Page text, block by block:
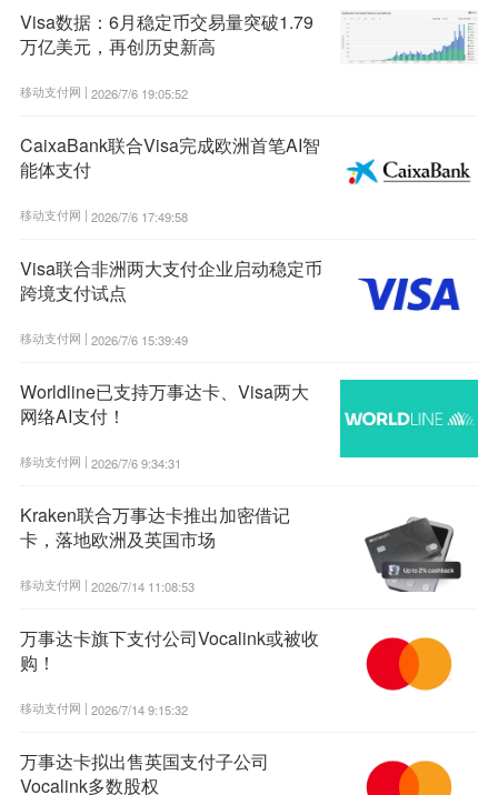
Visa数据：6月稳定币交易量突破1.79
万亿美元，再创历史新高
移动支付网 | 2026/7/6 19:05:52
CaixaBank联合Visa完成欧洲首笔AI智
能体支付
移动支付网 | 2026/7/6 17:49:58
Visa联合非洲两大支付企业启动稳定币
跨境支付试点
移动支付网 | 2026/7/6 15:39:49
Worldline已支持万事达卡、Visa两大
网络AI支付！
移动支付网 | 2026/7/6 9:34:31
Kraken联合万事达卡推出加密借记
卡，落地欧洲及英国市场
移动支付网 | 2026/7/14 11:08:53
万事达卡旗下支付公司Vocalink或被收
购！
移动支付网 | 2026/7/14 9:15:32
万事达卡拟出售英国支付子公司
Vocalink多数股权